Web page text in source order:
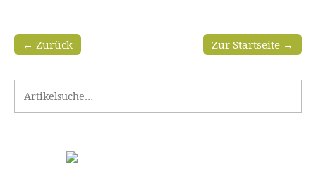
Zur Startseite →
← Zurück